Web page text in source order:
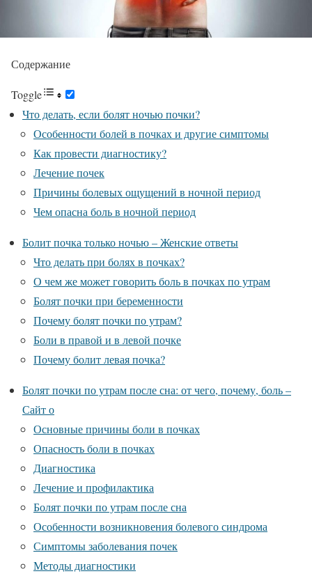
Содержание
Toggle
Что делать, если болят ночью почки?
Особенности болей в почках и другие симптомы
Как провести диагностику?
Лечение почек
Причины болевых ощущений в ночной период
Чем опасна боль в ночной период
Болит почка только ночью – Женские ответы
Что делать при болях в почках?
О чем же может говорить боль в почках по утрам
Болят почки при беременности
Почему болят почки по утрам?
Боли в правой и в левой почке
Почему болит левая почка?
Болят почки по утрам после сна: от чего, почему, боль –
Сайт о
Основные причины боли в почках
Опасность боли в почках
Диагностика
Лечение и профилактика
Болят почки по утрам после сна
Особенности возникновения болевого синдрома
Симптомы заболевания почек
Методы диагностики